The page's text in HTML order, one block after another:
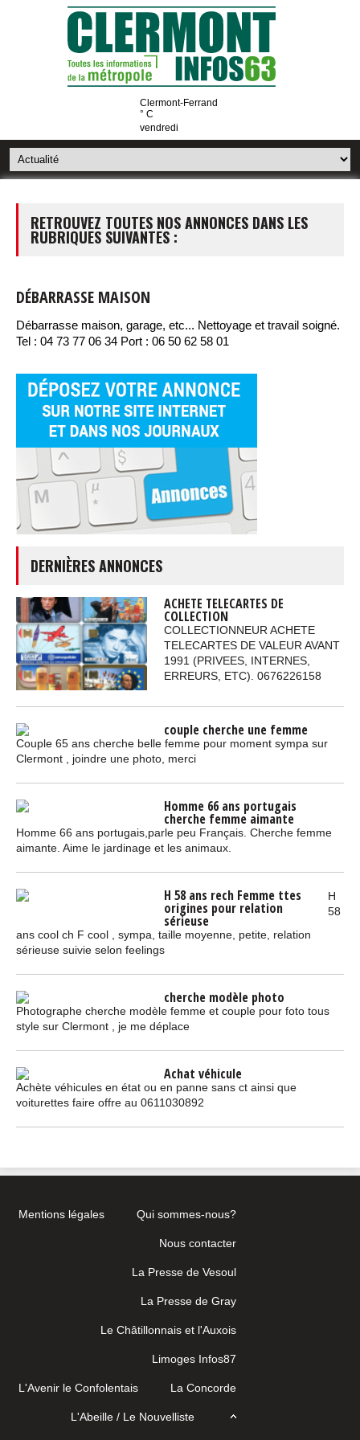
Clermont-Ferrand
° C
vendredi
RETROUVEZ TOUTES NOS ANNONCES DANS LES
RUBRIQUES SUIVANTES :
DÉBARRASSE MAISON
Débarrasse maison, garage, etc... Nettoyage et travail soigné.
Tel : 04 73 77 06 34 Port : 06 50 62 58 01
DERNIÈRES ANNONCES
ACHETE TELECARTES DE
COLLECTION
COLLECTIONNEUR ACHETE
TELECARTES DE VALEUR AVANT
1991 (PRIVEES, INTERNES,
ERREURS, ETC). 0676226158
couple cherche une femme
Couple 65 ans cherche belle femme pour moment sympa sur
Clermont , joindre une photo, merci
Homme 66 ans portugais
cherche femme aimante
Homme 66 ans portugais,parle peu Français. Cherche femme
aimante. Aime le jardinage et les animaux.
H 58 ans rech Femme ttes
origines pour relation
sérieuse
H
58
ans cool ch F cool , sympa, taille moyenne, petite, relation
sérieuse suivie selon feelings
cherche modèle photo
Photographe cherche modèle femme et couple pour foto tous
style sur Clermont , je me déplace
Achat véhicule
Achète véhicules en état ou en panne sans ct ainsi que
voiturettes faire offre au 0611030892
Mentions légales Qui sommes-nous?
Nous contacter
La Presse de Vesoul
La Presse de Gray
Le Châtillonnais et l'Auxois
Limoges Infos87
L'Avenir le Confolentais La Concorde
L'Abeille / Le Nouvelliste